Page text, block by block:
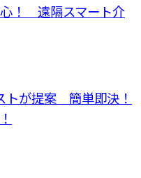
！ 遠隔スマート介
トが提案 簡単即決！